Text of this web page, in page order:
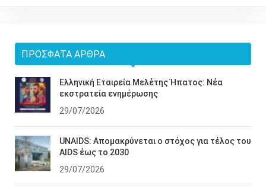
ΠΡΌΣΦΑΤΑ ΆΡΘΡΑ
Ελληνική Εταιρεία Μελέτης Ήπατος: Νέα
εκστρατεία ενημέρωσης
29/07/2026
UNAIDS: Απομακρύνεται ο στόχος για τέλος του
AIDS έως το 2030
29/07/2026